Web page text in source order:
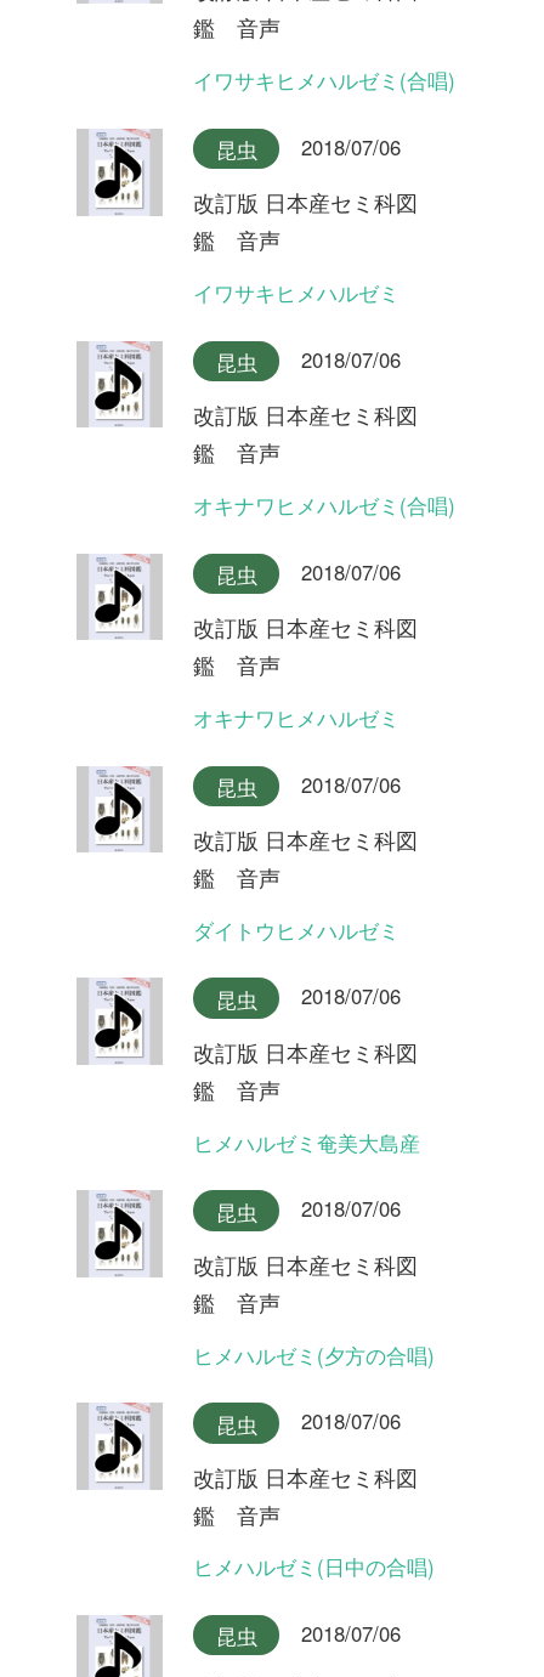
鑑 音声
ヒメハルゼミ
昆虫 2018/07/06
改訂版 日本産セミ科図
鑑 音声
エゾハルゼミ(合唱)
昆虫 2018/07/06
改訂版 日本産セミ科図
鑑 音声
エゾハルゼミ(合唱)
鑑 音声
昆虫 2018/07/06
改訂版 日本産セミ科図
鑑 音声
ハルゼミ
昆虫 2018/07/06
改訂版 日本産セミ科図
鑑 音声
大島産(合唱)
昆虫 2018/07/06
改訂版 日本産セミ科図
大島産
昆虫 2018/07/06
改訂版 日本産セミ科図
本島産
昆虫 2018/07/06
改訂版 日本産セミ科図
昆虫 2018/07/06